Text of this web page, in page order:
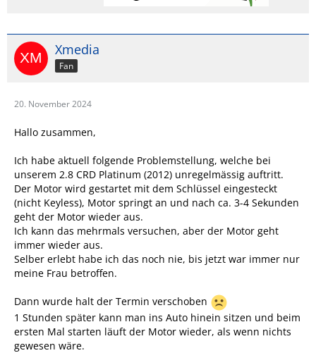
Xmedia
Fan
20. November 2024
Hallo zusammen,
Ich habe aktuell folgende Problemstellung, welche bei
unserem 2.8 CRD Platinum (2012) unregelmässig auftritt.
Der Motor wird gestartet mit dem Schlüssel eingesteckt
(nicht Keyless), Motor springt an und nach ca. 3-4 Sekunden
geht der Motor wieder aus.
Ich kann das mehrmals versuchen, aber der Motor geht
immer wieder aus.
Selber erlebt habe ich das noch nie, bis jetzt war immer nur
meine Frau betroffen.
Dann wurde halt der Termin verschoben
1 Stunden später kann man ins Auto hinein sitzen und beim
ersten Mal starten läuft der Motor wieder, als wenn nichts
gewesen wäre.